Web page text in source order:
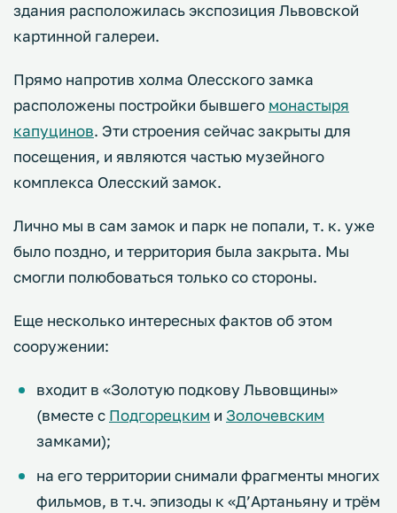
здания расположилась экспозиция Львовской
картинной галереи.
Прямо напротив холма Олесского замка
расположены постройки бывшего монастыря
капуцинов. Эти строения сейчас закрыты для
посещения, и являются частью музейного
комплекса Олесский замок.
Лично мы в сам замок и парк не попали, т. к. уже
было поздно, и территория была закрыта. Мы
смогли полюбоваться только со стороны.
Еще несколько интересных фактов об этом
сооружении:
входит в «Золотую подкову Львовщины»
(вместе с Подгорецким и Золочевским
замками);
на его территории снимали фрагменты многих
фильмов, в т.ч. эпизоды к «Д’Артаньяну и трём